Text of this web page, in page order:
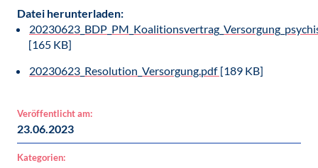
Datei herunterladen:
[165 KB]
20230623_Resolution_Versorgung.pdf [189 KB]
Veröffentlicht am:
23.06.2023
Kategorien: